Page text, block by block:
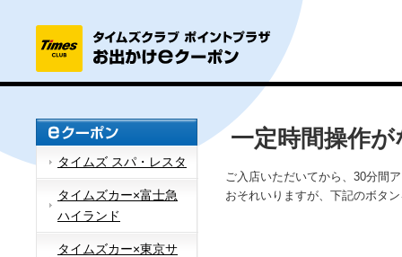
タイムズ スパ・レスタ
タイムズカー×富士急
ハイランド
タイムズカー×東京サ
一定時間操作
ご入店いただいてから、30分間
おそれいりますが、下記のボタ